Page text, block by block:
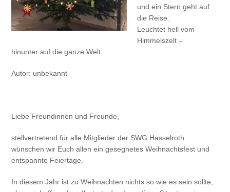
und ein Stern geht auf
die Reise.
Leuchtet hell vom
Himmelszelt –
hinunter auf die ganze Welt.
Autor: unbekannt
Liebe Freundinnen und Freunde,
stellvertretend für alle Mitglieder der SWG Hasselroth
wünschen wir Euch allen ein gesegnetes Weihnachtsfest und
entspannte Feiertage.
In diesem Jahr ist zu Weihnachten nichts so wie es sein sollte,